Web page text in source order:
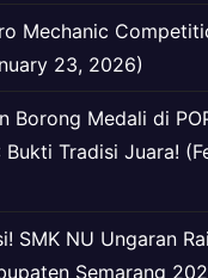
Mechanic
23, 2026)
Borong Medali di
Tradisi Juara!
SMK NU Ungaran
Semarang